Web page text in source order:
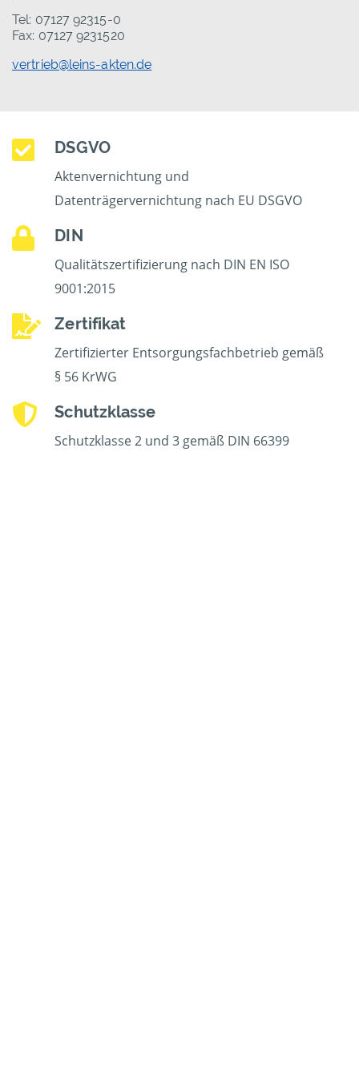
Tel: 07127 92315-0
Fax: 07127 9231520
vertrieb@leins-akten.de
DSGVO
Aktenvernichtung und
Datenträgervernichtung nach EU DSGVO
DIN
Qualitätszertifizierung nach DIN EN ISO
9001:2015
Zertifikat
Zertifizierter Entsorgungsfachbetrieb gemäß
§ 56 KrWG
Schutzklasse
Schutzklasse 2 und 3 gemäß DIN 66399